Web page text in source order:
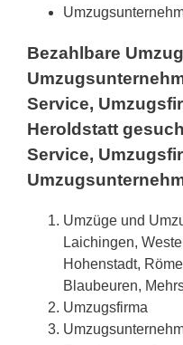
Bezahlbare
Service,
Heroldstatt
Service,
Umzüge und
Laichingen,
Hohenstadt,
Blaubeuren,
Umzugsfirma